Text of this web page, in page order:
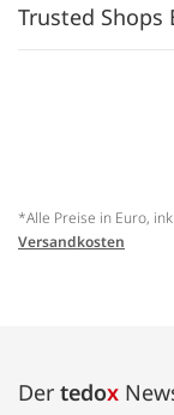
Trusted Shops
*Alle Preise in Euro,
Versandkosten
Der tedox